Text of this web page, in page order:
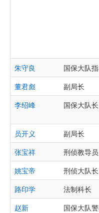
朱守良 国保大队
董君彪
副局长
李绍峰
国保大队长
员开义 副局长
张宝祥
刑侦教导员
姚宝帝
刑侦大队长
路印学
法制科长
赵新
国保大队警